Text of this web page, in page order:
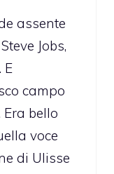
assente
Jobs,
E
campo
bello
voce
di Ulisse